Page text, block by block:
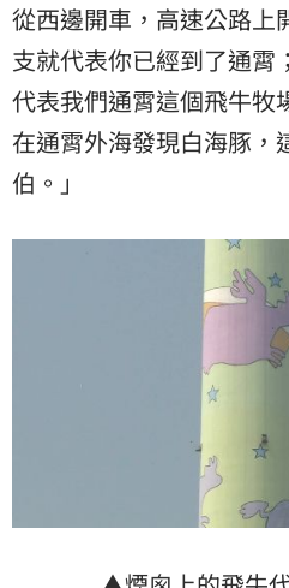
從西邊開車，高速公路上
支就代表你已經到了通霄
代表我們通霄這個飛牛牧
在通霄外海發現白海豚，
伯。」